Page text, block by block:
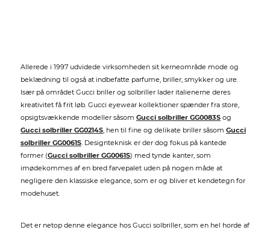
Allerede i 1997 udvidede virksomheden sit kerneområde mode og
beklædning til også at indbefatte parfume, briller, smykker og ure.
Især på området Gucci briller og solbriller lader italienerne deres
kreativitet få frit løb. Gucci eyewear kollektioner spænder fra store,
opsigtsvækkende modeller såsom Gucci solbriller GG0083S og
Gucci solbriller GG0214S, hen til fine og delikate briller såsom Gucci
solbriller GG0061S. Designteknisk er der dog fokus på kantede
former (Gucci solbriller GG0061S) med tynde kanter, som
imødekommes af en bred farvepalet uden på nogen måde at
negligere den klassiske elegance, som er og bliver et kendetegn for
modehuset.
Det er netop denne elegance hos Gucci solbriller, som en hel horde af